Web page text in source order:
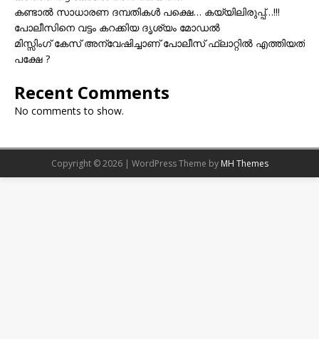
കണ്ടാൽ സാധാരണ ദമ്പതികൾ പക്ഷെ… കയ്യിലിരുപ്പ്…!!!
പോലീസിനെ വട്ടം കറക്കിയ ദൃശ്യം മോഡല്‍
മിസ്സിംഗ് കേസ് അന്വേഷിച്ചാണ് പോലീസ് ഫ്ലാറ്റിൽ എത്തിയത്
പക്ഷേ ?
Recent Comments
No comments to show.
Copyright © 2026 | WordPress Theme by MH Themes